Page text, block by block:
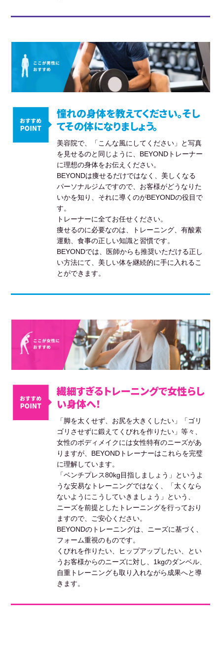
憧れの身体を教えてください。そし
てその体になりましょう。
美容院で、「こんな風にしてください」と写真
を見せるのと同じように、BEYONDトレーナー
に理想の身体をお伝えください。
BEYONDは痩せるだけではなく、美しくなる
パーソナルジムですので、お客様がどうなりた
いかを知り、それに導くのがBEYONDの役目で
す。
トレーナーに全てお任せください。
痩せるのに必要なのは、トレーニング、有酸素
運動、食事の正しい知識と習慣です。
BEYONDでは、医師からも推奨いただける正し
い方法にて、美しい体を継続的に手に入れるこ
とができます。
繊細すぎるトレーニングで女性らし
い身体へ！
「脚を太くせず、お尻を大きくしたい」「ゴリ
ゴリさせずに鍛えてくびれを作りたい」等々、
女性のボディメイクには女性特有のニーズがあ
りますが、BEYONDトレーナーはこれらを完璧
に理解しています。
「ベンチプレス80kg目指しましょう」というよ
うな安易なトレーニングではなく、「太くなら
ないようにこうしていきましょう」という、
ニーズを前提としたトレーニングを行っており
ますので、ご安心ください。
BEYONDのトレーニングは、ニーズに基づく、
フォーム重視のものです。
くびれを作りたい、ヒップアップしたい、とい
うお客様からのニーズに対し、1kgのダンベル、
自重トレーニングも取り入れながら成果へと導
きます。